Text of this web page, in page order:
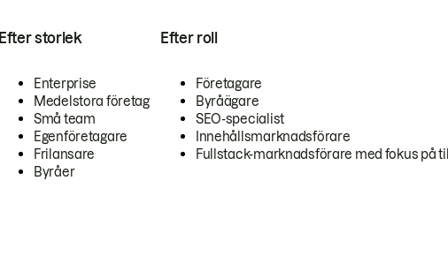
Efter storlek
Enterprise
Medelstora företag
Små team
Egenföretagare
Frilansare
Byråer
Efter roll
Företagare
Byråägare
SEO-specialist
Innehållsmarknadsförare
Fullstack-marknadsförare med fokus på